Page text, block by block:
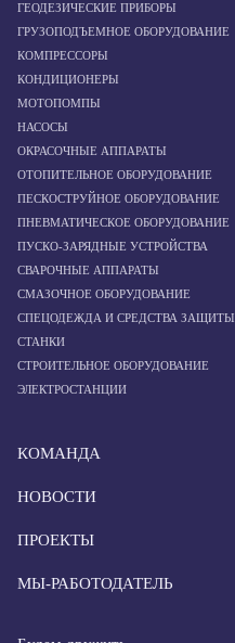
ГЕОДЕЗИЧЕСКИЕ ПРИБОРЫ
ГРУЗОПОДЪЕМНОЕ ОБОРУДОВАНИЕ
КОМПРЕССОРЫ
КОНДИЦИОНЕРЫ
МОТОПОМПЫ
НАСОСЫ
ОКРАСОЧНЫЕ АППАРАТЫ
ОТОПИТЕЛЬНОЕ ОБОРУДОВАНИЕ
ПЕСКОСТРУЙНОЕ ОБОРУДОВАНИЕ
ПНЕВМАТИЧЕСКОЕ ОБОРУДОВАНИЕ
ПУСКО-ЗАРЯДНЫЕ УСТРОЙСТВА
СВАРОЧНЫЕ АППАРАТЫ
СМАЗОЧНОЕ ОБОРУДОВАНИЕ
СПЕЦОДЕЖДА И СРЕДСТВА ЗАЩИТЫ
СТАНКИ
СТРОИТЕЛЬНОЕ ОБОРУДОВАНИЕ
ЭЛЕКТРОСТАНЦИИ
КОМАНДА
НОВОСТИ
ПРОЕКТЫ
МЫ-РАБОТОДАТЕЛЬ